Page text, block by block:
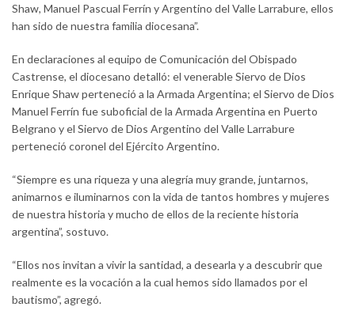
Shaw, Manuel Pascual Ferrín y Argentino del Valle Larrabure, ellos
han sido de nuestra familia diocesana”.
En declaraciones al equipo de Comunicación del Obispado
Castrense, el diocesano detalló: el venerable Siervo de Dios
Enrique Shaw perteneció a la Armada Argentina; el Siervo de Dios
Manuel Ferrín fue suboficial de la Armada Argentina en Puerto
Belgrano y el Siervo de Dios Argentino del Valle Larrabure
perteneció coronel del Ejército Argentino.
“Siempre es una riqueza y una alegría muy grande, juntarnos,
animarnos e iluminarnos con la vida de tantos hombres y mujeres
de nuestra historia y mucho de ellos de la reciente historia
argentina”, sostuvo.
“Ellos nos invitan a vivir la santidad, a desearla y a descubrir que
realmente es la vocación a la cual hemos sido llamados por el
bautismo”, agregó.